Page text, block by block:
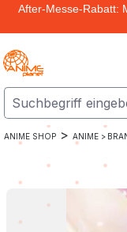
Zum Hauptinhalt
After-Messe-Rabatt:
ANIME SHOP > ANIME >